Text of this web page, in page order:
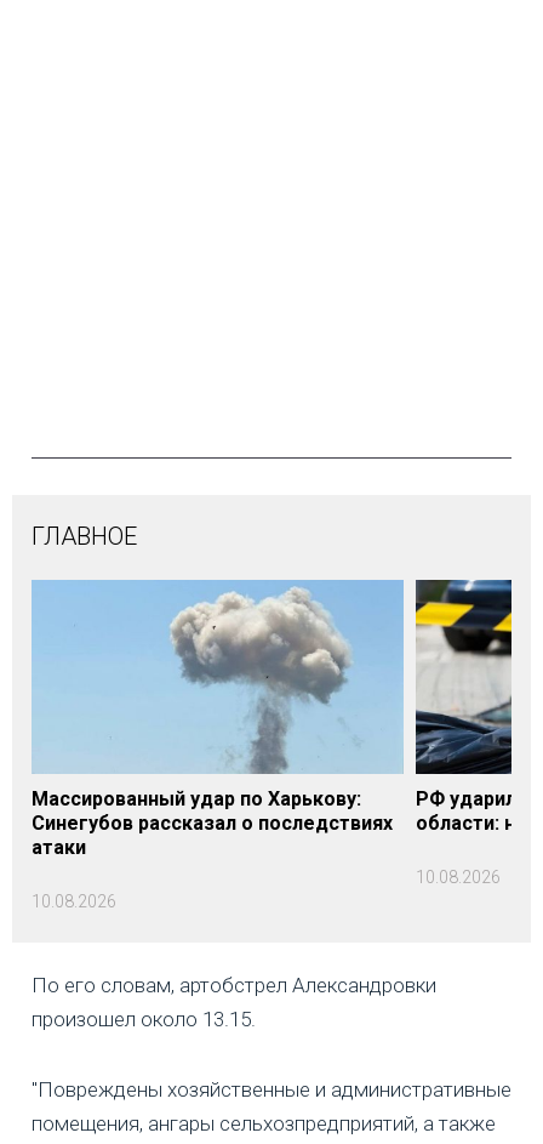
ГЛАВНОЕ
Массированный удар по Харькову:
Синегубов рассказал о последствиях
атаки
10.08.2026
РФ ударила
области: на
10.08.2026
По его словам, артобстрел Александровки
произошел около 13.15.
"Повреждены хозяйственные и административные
помещения, ангары сельхозпредприятий, а также